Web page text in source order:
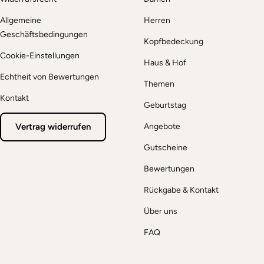
Allgemeine
Geschäftsbedingungen
Cookie-Einstellungen
Echtheit von Bewertungen
Kontakt
Vertrag widerrufen
Herren
Kopfbedeckung
Haus & Hof
Themen
Geburtstag
Angebote
Gutscheine
Bewertungen
Rückgabe & Kontakt
Über uns
FAQ